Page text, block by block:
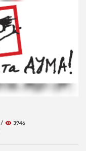
visibility 3946